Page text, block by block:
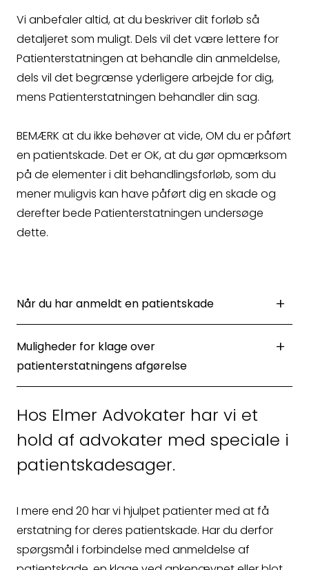
Vi anbefaler altid, at du beskriver dit forløb så
detaljeret som muligt. Dels vil det være lettere for
Patienterstatningen at behandle din anmeldelse,
dels vil det begrænse yderligere arbejde for dig,
mens Patienterstatningen behandler din sag.
BEMÆRK at du ikke behøver at vide, OM du er påført
en patientskade. Det er OK, at du gør opmærksom
på de elementer i dit behandlingsforløb, som du
mener muligvis kan have påført dig en skade og
derefter bede Patienterstatningen undersøge
dette.
Når du har anmeldt en patientskade +
Muligheder for klage over
patienterstatningens afgørelse
+
Hos Elmer Advokater har vi et
hold af advokater med speciale i
patientskadesager.
I mere end 20 har vi hjulpet patienter med at få
erstatning for deres patientskade. Har du derfor
spørgsmål i forbindelse med anmeldelse af